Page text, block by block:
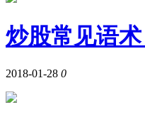
炒股常见语
2018-01-28 0